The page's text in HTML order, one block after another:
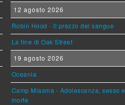
12 agosto 2026
Robin Hood - Il prezzo del sangue
La fine di Oak Street
19 agosto 2026
Oceania
Camp Miasma - Adolescenza, sesso e
morte